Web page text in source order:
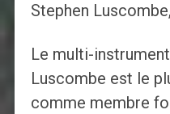
Stephen
Le multi-
Luscombe est le
comme membre